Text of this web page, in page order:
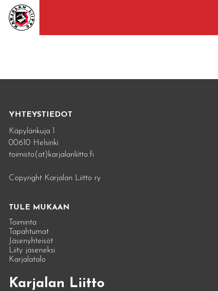
YHTEYSTIEDOT
Käpylänkuja 1
00610 Helsinki
toimisto(at)karjalanliitto.fi
Copyright Karjalan Liitto ry
TULE MUKAAN
Toiminta
Tapahtumat
Jäsenyhteisöt
Liity jäseneksi
Karjalatalo
Karjalan Liitto